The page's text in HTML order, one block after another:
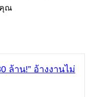
คุณ
ล้าน!” อ้างงานไม่